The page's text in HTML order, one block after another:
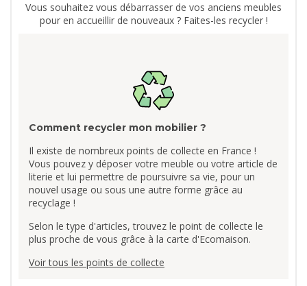
Vous souhaitez vous débarrasser de vos anciens meubles
pour en accueillir de nouveaux ? Faites-les recycler !
Comment recycler mon mobilier ?
Il existe de nombreux points de collecte en France !
Vous pouvez y déposer votre meuble ou votre article de
literie et lui permettre de poursuivre sa vie, pour un
nouvel usage ou sous une autre forme grâce au
recyclage !
Selon le type d'articles, trouvez le point de collecte le
plus proche de vous grâce à la carte d'Ecomaison.
Voir tous les points de collecte